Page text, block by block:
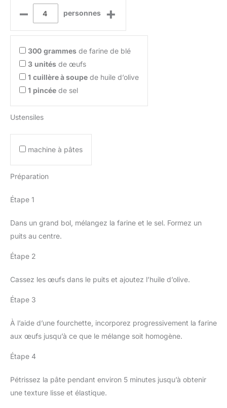
– personnes +
300 grammes de farine de blé
3 unités de œufs
1 cuillère à soupe de huile d’olive
1 pincée de sel
Ustensiles
machine à pâtes
Préparation
Étape 1
Dans un grand bol, mélangez la farine et le sel. Formez un
puits au centre.
Étape 2
Cassez les œufs dans le puits et ajoutez l’huile d’olive.
Étape 3
À l’aide d’une fourchette, incorporez progressivement la farine
aux œufs jusqu’à ce que le mélange soit homogène.
Étape 4
Pétrissez la pâte pendant environ 5 minutes jusqu’à obtenir
une texture lisse et élastique.